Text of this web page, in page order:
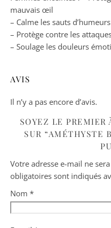
mauvais œil
– Calme les sauts d’humeurs
– Protège contre les
– Soulage les douleurs
AVIS
Il n’y a pas encore d’avis.
SOYEZ LE PREMIER
SUR “AMÉTHYSTE
Votre adresse e-mail ne
obligatoires sont indiqués
Nom *